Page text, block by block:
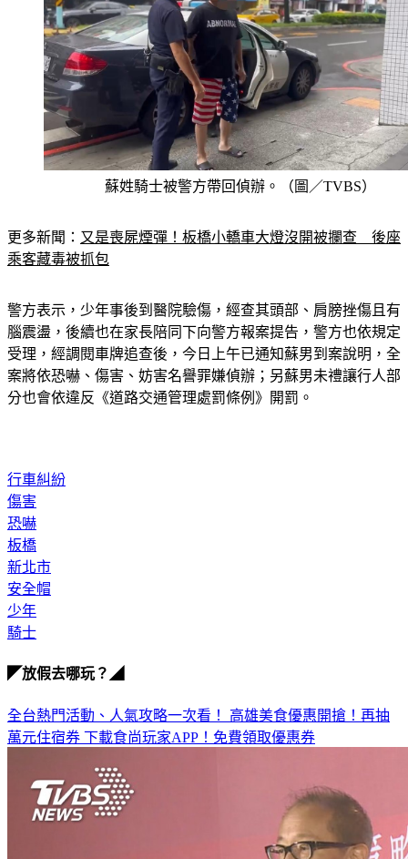
蘇姓騎士被警方帶回偵辦。（圖／TVBS）
更多新聞： 又是喪屍煙彈！板橋小轎車大燈沒開被攔查　後座
乘客藏毒被抓包
警方表示，少年事後到醫院驗傷，經查其頭部、肩膀挫傷且有
腦震盪，後續也在家長陪同下向警方報案提告，警方也依規定
受理，經調閱車牌追查後，今日上午已通知蘇男到案說明，全
案將依恐嚇、傷害、妨害名譽罪嫌偵辦；另蘇男未禮讓行人部
分也會依違反《道路交通管理處罰條例》開罰。
行車糾紛
傷害
恐嚇
板橋
新北市
安全帽
少年
騎士
◤放假去哪玩？◢
全台熱門活動、人氣攻略一次看！ 高雄美食優惠開搶！再抽
萬元住宿券 下載食尚玩家APP！免費領取優惠券